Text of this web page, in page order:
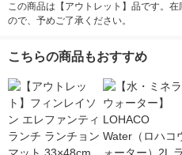
この商品は【アウトレット】品です。
ので、予めご了承ください。
こちらの商品もおすすめ